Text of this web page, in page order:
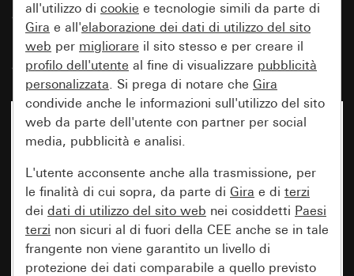
Set di bilancieri 5 moduli Plus
(2+3) con campo per targhetta
System 55
all'utilizzo di cookie e tecnologie simili da parte di
Gira e all'elaborazione dei dati di utilizzo del sito
web per migliorare il sito stesso e per creare il
profilo dell'utente al fine di visualizzare pubblicità
personalizzata. Si prega di notare che Gira
condivide anche le informazioni sull'utilizzo del sito
web da parte dell'utente con partner per social
media, pubblicità e analisi.
L'utente acconsente anche alla trasmissione, per
le finalità di cui sopra, da parte di Gira e di terzi
dei dati di utilizzo del sito web nei cosiddetti Paesi
terzi non sicuri al di fuori della CEE anche se in tale
frangente non viene garantito un livello di
protezione dei dati comparabile a quello previsto